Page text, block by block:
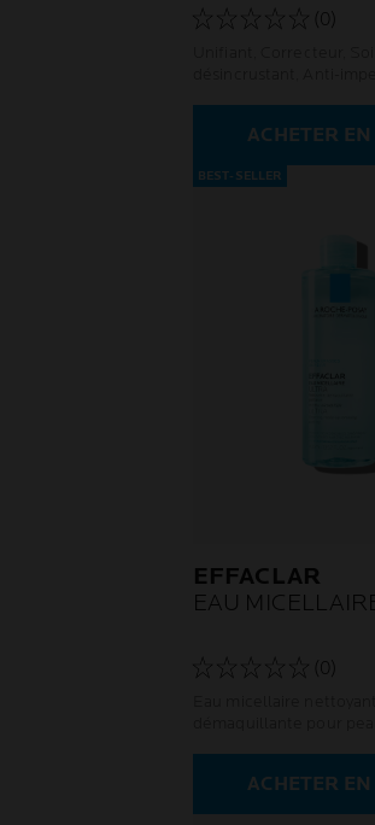
(0)
ACHETER
BEST-SELLER
EFFACLAR
EAU
(0)
ACHETER